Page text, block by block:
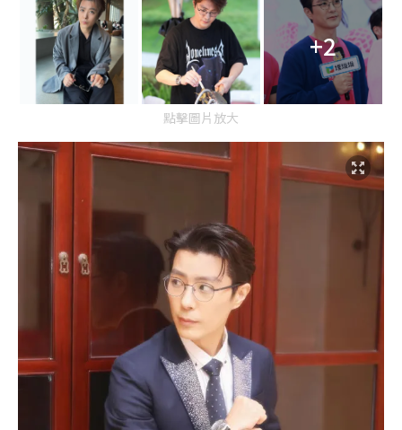
+2
點擊圖片放大